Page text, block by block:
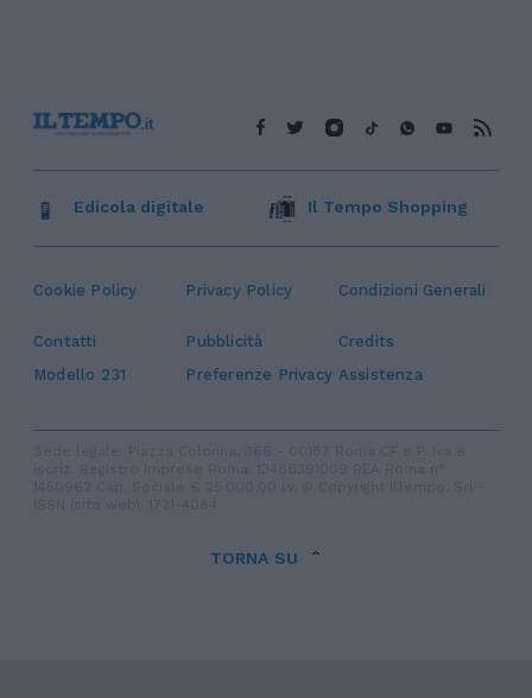
Cookie Policy Privacy Policy Condizioni Generali
Contatti Pubblicità
Credits
Modello 231
Preferenze Privacy Assistenza
Edicola digitale Il Tempo Shopping
TORNA SU